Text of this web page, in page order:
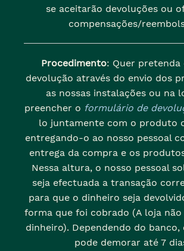
se aceitarão devoluções ou
compensações/
Procedimento: Quer pretenda
devolução através do envio dos
as nossas instalações ou na
preencher o formulário de
lo juntamente com o produto
entregando-o ao nosso pessoal
entrega da compra e os
Nessa altura, o nosso pessoal
seja efectuada a transação
para que o dinheiro seja
forma que foi cobrado (A loja não
dinheiro). Dependendo do banco,
pode demorar até 7